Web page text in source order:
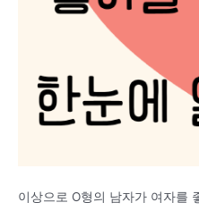
이상으로 O형의 남자가 여자를